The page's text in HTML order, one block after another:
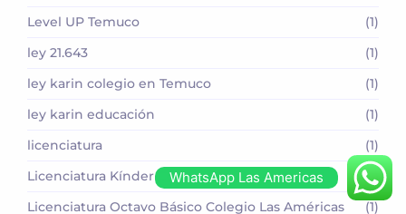
Level UP Temuco
(1)
ley 21.643
(1)
ley karin colegio en Temuco
(1)
ley karin educación
(1)
licenciatura
(1)
Licenciatura Kínder Colegio Las Américas
(1)
Licenciatura Octavo Básico Colegio Las Américas
(1)
WhatsApp Las Americas